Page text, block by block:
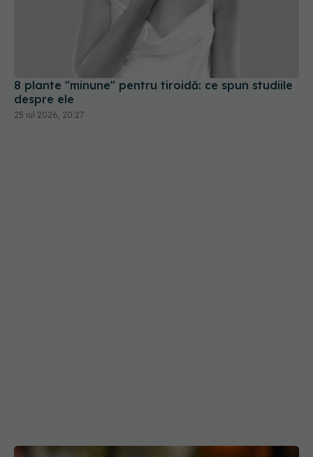
8 plante "minune" pentru tiroidă: ce spun studiile
despre ele
25 iul 2026, 20:27